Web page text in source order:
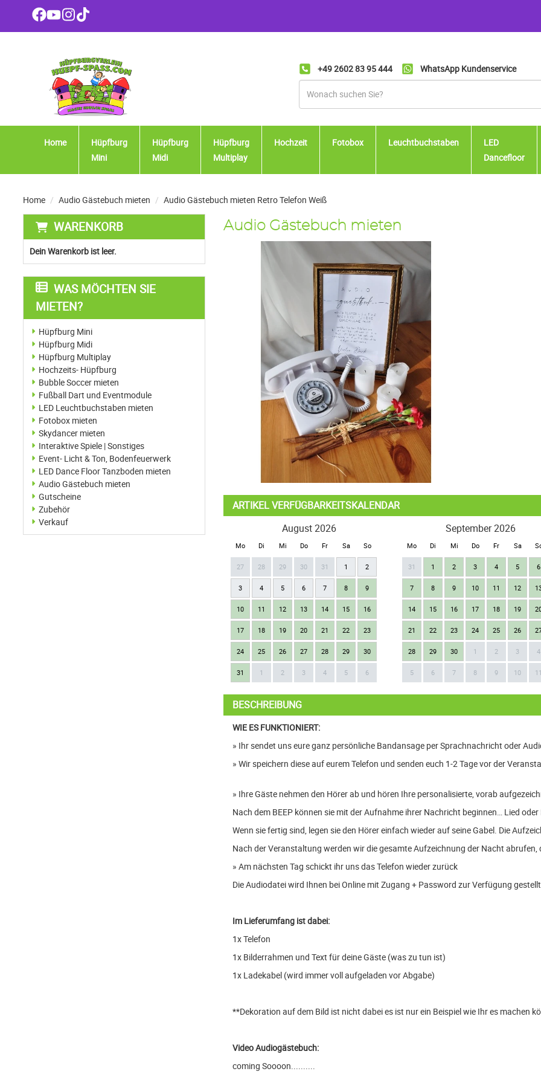
+49 2602 83 95 444 WhatsApp Kundenservice
Home
Hüpfburg
Mini
Hüpfburg
Midi
Hüpfburg
Multiplay
Hochzeit Fotobox Leuchtbuchstaben
LED
Dancefloor
Home Audio Gästebuch mieten Audio Gästebuch mieten Retro Telefon Weiß
WARENKORB
Dein Warenkorb ist leer.
WAS MÖCHTEN SIE
MIETEN?
Hüpfburg Mini
Hüpfburg Midi
Hüpfburg Multiplay
Hochzeits- Hüpfburg
Bubble Soccer mieten
Fußball Dart und Eventmodule
LED Leuchtbuchstaben mieten
Fotobox mieten
Skydancer mieten
Interaktive Spiele | Sonstiges
Event- Licht & Ton, Bodenfeuerwerk
LED Dance Floor Tanzboden mieten
Audio Gästebuch mieten
Gutscheine
Zubehör
Verkauf
Audio Gästebuch mieten
ARTIKEL VERFÜGBARKEITSKALENDAR
August 2026
Mo Di Mi Do Fr Sa So
27 28 29 30 31 1 2
3 4 5 6 7 8 9
10 11 12 13 14 15 16
17 18 19 20 21 22 23
24 25 26 27 28 29 30
31 1 2 3 4 5 6
September 2026
Mo Di Mi Do Fr Sa
31 1 2 3 4 5 6
7 8 9 10 11 12
14 15 16 17 18 19
21 22 23 24 25 26
28 29 30 1 2 3 4
5 6 7 8 9 10 11
BESCHREIBUNG
WIE ES FUNKTIONIERT:
» Ihr sendet uns eure ganz persönliche Bandansage per Sprachnachricht oder
» Wir speichern diese auf eurem Telefon und senden euch 1-2 Tage vor der
» Ihre Gäste nehmen den Hörer ab und hören Ihre personalisierte, vorab
Nach dem BEEP können sie mit der Aufnahme ihrer Nachricht beginnen… Lied oder
Wenn sie fertig sind, legen sie den Hörer einfach wieder auf seine Gabel. Die
Nach der Veranstaltung werden wir die gesamte Aufzeichnung der Nacht
» Am nächsten Tag schickt ihr uns das Telefon wieder zurück
Die Audiodatei wird Ihnen bei Online mit Zugang + Password zur Verfügung
Im Lieferumfang ist dabei:
1x Telefon
1x Bilderrahmen und Text für deine Gäste (was zu tun ist)
1x Ladekabel (wird immer voll aufgeladen vor Abgabe)
**Dekoration auf dem Bild ist nicht dabei es ist nur ein Beispiel wie Ihr es machen
Video Audiogästebuch:
coming Soooon..........